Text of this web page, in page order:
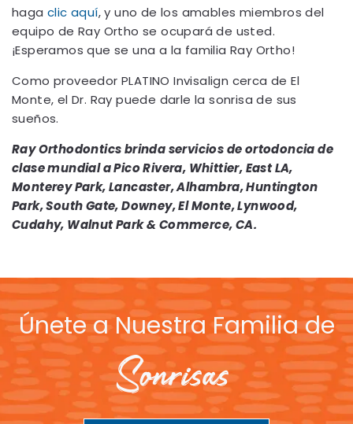
haga clic aquí, y uno de los amables miembros del
equipo de Ray Ortho se ocupará de usted.
¡Esperamos que se una a la familia Ray Ortho!
Como proveedor PLATINO Invisalign cerca de El
Monte, el Dr. Ray puede darle la sonrisa de sus
sueños.
Ray Orthodontics brinda servicios de ortodoncia de
clase mundial a Pico Rivera, Whittier, East LA,
Monterey Park, Lancaster, Alhambra, Huntington
Park, South Gate, Downey, El Monte, Lynwood,
Cudahy, Walnut Park & Commerce, CA.
Únete a Nuestra Familia de
Sonrisas.